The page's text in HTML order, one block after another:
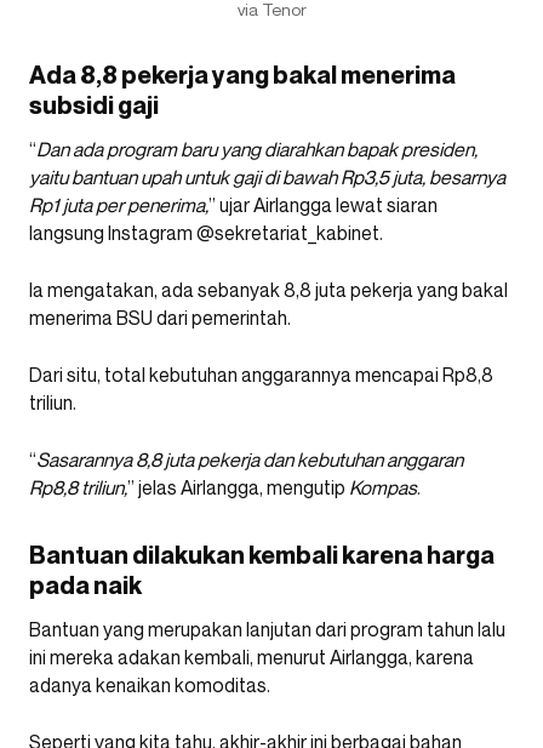
via Tenor
Ada 8,8 pekerja yang bakal menerima
subsidi gaji
“Dan ada program baru yang diarahkan bapak presiden,
yaitu bantuan upah untuk gaji di bawah Rp3,5 juta, besarnya
Rp1 juta per penerima,” ujar Airlangga lewat siaran
langsung Instagram @sekretariat_kabinet.
Ia mengatakan, ada sebanyak 8,8 juta pekerja yang bakal
menerima BSU dari pemerintah.
Dari situ, total kebutuhan anggarannya mencapai Rp8,8
triliun.
“Sasarannya 8,8 juta pekerja dan kebutuhan anggaran
Rp8,8 triliun,” jelas Airlangga, mengutip Kompas.
Bantuan dilakukan kembali karena harga
pada naik
Bantuan yang merupakan lanjutan dari program tahun lalu
ini mereka adakan kembali, menurut Airlangga, karena
adanya kenaikan komoditas.
Seperti yang kita tahu, akhir-akhir ini berbagai bahan